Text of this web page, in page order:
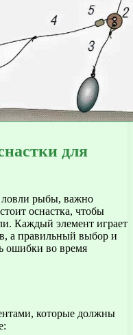
для
ловли рыбы, важно
оснастка, чтобы
Каждый элемент играет
а правильный выбор и
ошибки во время
которые должны